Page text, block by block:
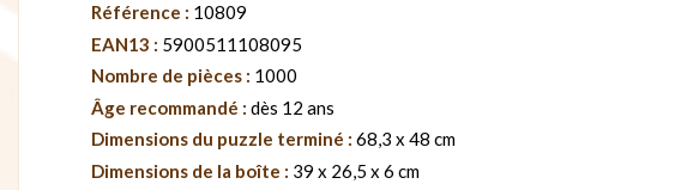
Référence : 10809
EAN13 : 5900511108095
Nombre de pièces : 1000
Âge recommandé : dès 12 ans
Dimensions du puzzle terminé : 68,3 x 48 cm
Dimensions de la boîte : 39 x 26,5 x 6 cm